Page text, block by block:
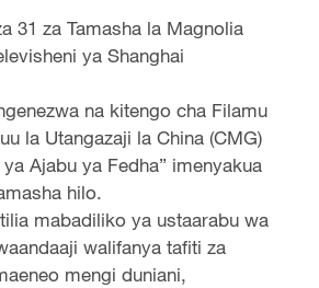
31 za Tamasha la Magnolia
ya Shanghai
na kitengo cha Filamu
la Utangazaji la China (CMG)
Ajabu ya Fedha” imenyakua
hilo.
mabadiliko ya ustaarabu wa
walifanya tafiti za
mengi duniani,